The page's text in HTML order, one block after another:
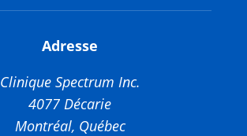
Adresse
Clinique Spectrum Inc.
4077 Décarie
Montréal, Québec